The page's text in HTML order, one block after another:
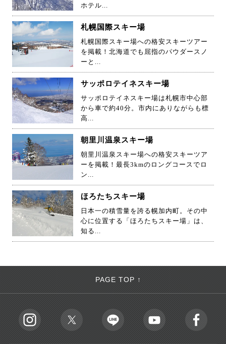
ホテル...
札幌国際スキー場
札幌国際スキー場への格安スキーツアー
を掲載！北海道でも屈指のパウダースノ
ーと...
サッポロテイネスキー場
サッポロテイネスキー場は札幌市中心部
から車で約40分。市内にありながらも標
高...
朝里川温泉スキー場
朝里川温泉スキー場への格安スキーツア
ーを掲載！最長3kmのロングコースでロ
ン...
ほろたちスキー場
日本一の積雪量を誇る幌加内町。その中
心に位置する「ほろたちスキー場」は、
知る...
PAGE TOP ↑